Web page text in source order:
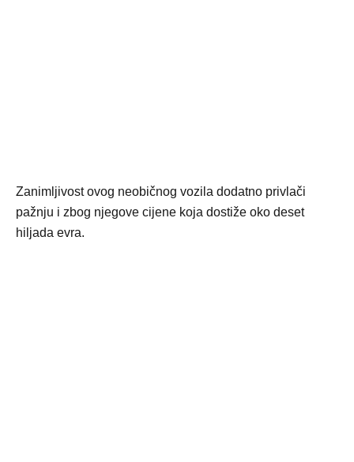
Zanimljivost ovog neobičnog vozila dodatno privlači
pažnju i zbog njegove cijene koja dostiže oko deset
hiljada evra.